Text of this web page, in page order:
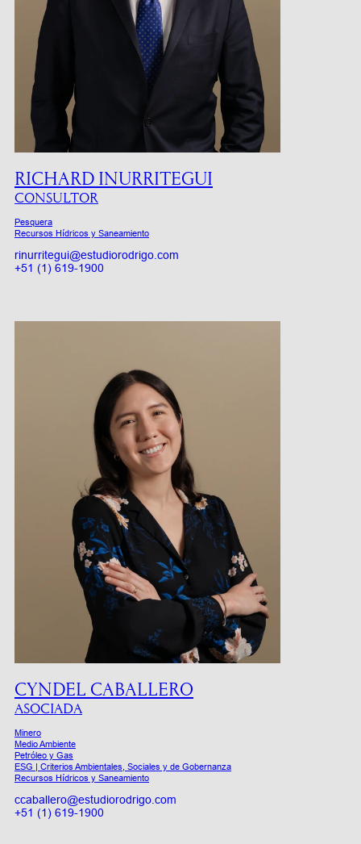
RICHARD INURRITEGUI
CONSULTOR
Pesquera
Recursos Hídricos y Saneamiento
rinurritegui@estudiorodrigo.com
+51 (1) 619-1900
CYNDEL CABALLERO
ASOCIADA
Minero
Medio Ambiente
Petróleo y Gas
ESG | Criterios Ambientales, Sociales y de Gobernanza
Recursos Hídricos y Saneamiento
ccaballero@estudiorodrigo.com
+51 (1) 619-1900